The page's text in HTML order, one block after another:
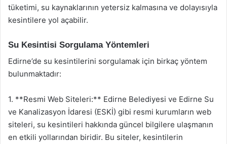
tüketimi, su kaynaklarının yetersiz kalmasına ve dolayısıyla
kesintilere yol açabilir.
Su Kesintisi Sorgulama Yöntemleri
Edirne’de su kesintilerini sorgulamak için birkaç yöntem
bulunmaktadır:
1. **Resmi Web Siteleri:** Edirne Belediyesi ve Edirne Su
ve Kanalizasyon İdaresi (ESKİ) gibi resmi kurumların web
siteleri, su kesintileri hakkında güncel bilgilere ulaşmanın
en etkili yollarından biridir. Bu siteler, kesintilerin